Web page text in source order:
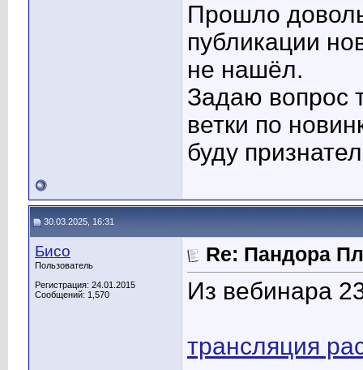
Прошло
публикации
не нашёл.
Задаю вопрос
ветки по
буду
30.03.2025, 16:31
Бисо
Пользователь
Регистрация: 24.01.2015
Сообщений: 1,570
Re: Пандора
Из вебинара
трансляция